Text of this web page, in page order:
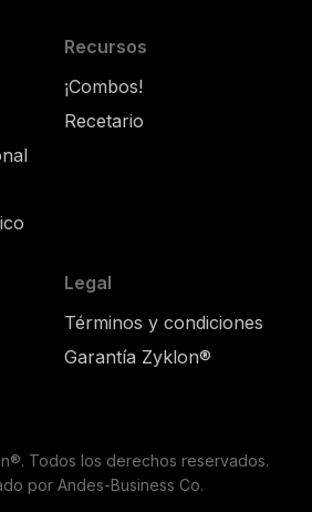
Recursos
¡Combos!
Recetario
Legal
Términos y condiciones
Garantía Zyklon®
Todos los derechos reservados.
por Andes-Business Co.